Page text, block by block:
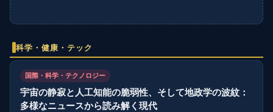
科学・健康・テック
国際・科学・テクノロジー
宇宙の静寂と人工知能の脆弱性、そして地政学の波紋：
多様なニュースから読み解く現代